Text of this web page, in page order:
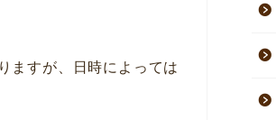
ますが、日時によっては